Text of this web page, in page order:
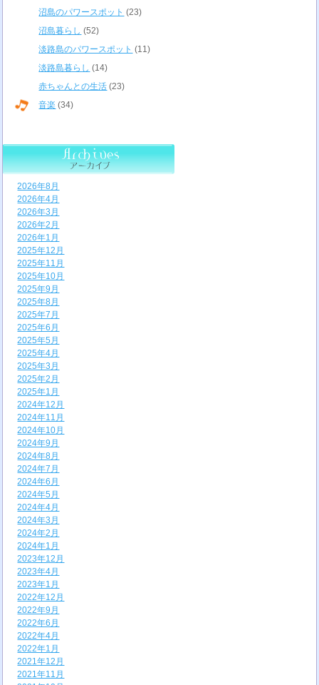
沼島のパワースポット (23)
沼島暮らし (52)
淡路島のパワースポット (11)
淡路島暮らし (14)
赤ちゃんとの生活 (23)
音楽 (34)
2026年8月
2026年4月
2026年3月
2026年2月
2026年1月
2025年12月
2025年11月
2025年10月
2025年9月
2025年8月
2025年7月
2025年6月
2025年5月
2025年4月
2025年3月
2025年2月
2025年1月
2024年12月
2024年11月
2024年10月
2024年9月
2024年8月
2024年7月
2024年6月
2024年5月
2024年4月
2024年3月
2024年2月
2024年1月
2023年12月
2023年4月
2023年1月
2022年12月
2022年9月
2022年6月
2022年4月
2022年1月
2021年12月
2021年11月